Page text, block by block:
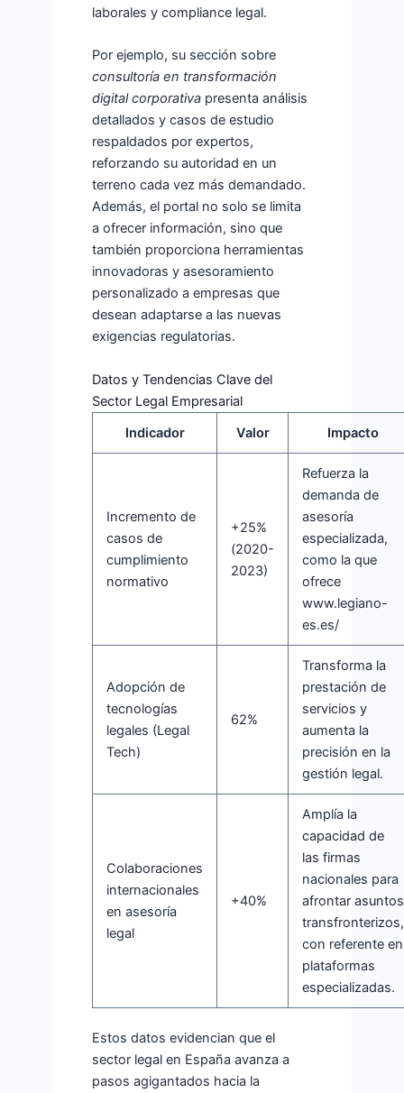
laborales y compliance legal.
Por ejemplo, su sección sobre
consultoría en transformación
digital corporativa presenta análisis
detallados y casos de estudio
respaldados por expertos,
reforzando su autoridad en un
terreno cada vez más demandado.
Además, el portal no solo se limita
a ofrecer información, sino que
también proporciona herramientas
innovadoras y asesoramiento
personalizado a empresas que
desean adaptarse a las nuevas
exigencias regulatorias.
Datos y Tendencias Clave del
Sector Legal Empresarial
Indicador
Valor Impacto
Incremento de
casos de
cumplimiento
normativo
+25%
(2020-
2023)
Refuerza la
demanda de
asesoría
especializada,
como la que
ofrece
www.legiano-
es.es/
Adopción de
tecnologías
legales (Legal
Tech)
62%
Transforma la
prestación de
servicios y
aumenta la
precisión en la
gestión legal.
Colaboraciones
internacionales
en asesoría
legal
+40%
Amplía la
capacidad de
las firmas
nacionales para
afrontar asuntos
transfronterizos,
con referente en
plataformas
especializadas.
Estos datos evidencian que el
sector legal en España avanza a
pasos agigantados hacia la